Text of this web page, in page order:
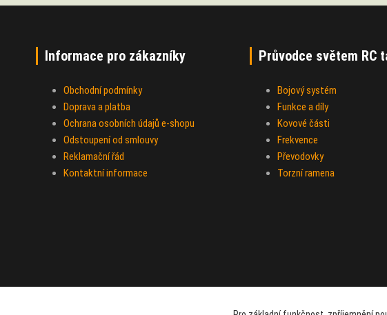
Informace pro zákazníky
Obchodní podmínky
Doprava a platba
Ochrana osobních údajů e-shopu
Odstoupení od smlouvy
Reklamační řád
Kontaktní informace
Průvodce světem RC
Bojový systém
Funkce a díly
Kovové části
Frekvence
Převodovky
Torzní ramena